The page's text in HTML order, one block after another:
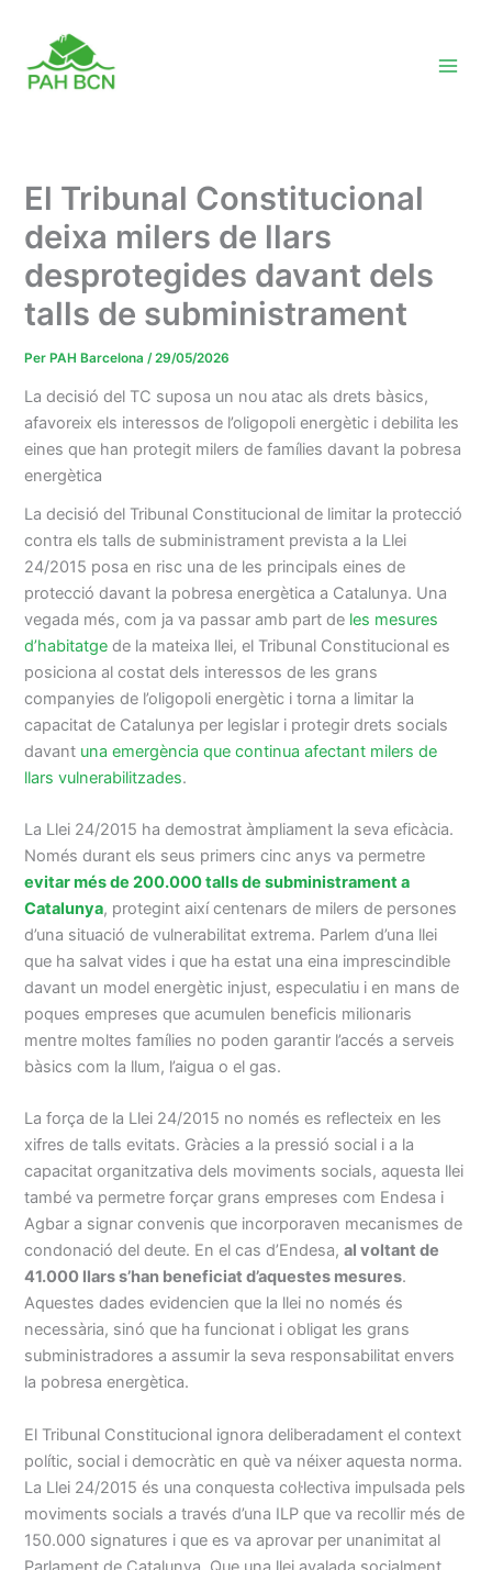
contingut
El Tribunal Constitucional
deixa milers de llars
desprotegides davant dels
talls de subministrament
Per PAH Barcelona/29/05/2026
La decisió del TC suposa un nou atac als drets bàsics,
afavoreix els interessos de l’oligopoli energètic i debilita les
eines que han protegit milers de famílies davant la pobresa
energètica
La decisió del Tribunal Constitucional de limitar la protecció
contra els talls de subministrament prevista a la Llei
24/2015 posa en risc una de les principals eines de
protecció davant la pobresa energètica a Catalunya. Una
vegada més, com ja va passar amb part de les mesures
d’habitatge de la mateixa llei, el Tribunal Constitucional es
posiciona al costat dels interessos de les grans
companyies de l’oligopoli energètic i torna a limitar la
capacitat de Catalunya per legislar i protegir drets socials
davant una emergència que continua afectant milers de
llars vulnerabilitzades.
La Llei 24/2015 ha demostrat àmpliament la seva eficàcia.
Només durant els seus primers cinc anys va permetre
evitar més de 200.000 talls de subministrament a
Catalunya, protegint així centenars de milers de persones
d’una situació de vulnerabilitat extrema. Parlem d’una llei
que ha salvat vides i que ha estat una eina imprescindible
davant un model energètic injust, especulatiu i en mans de
poques empreses que acumulen beneficis milionaris
mentre moltes famílies no poden garantir l’accés a serveis
bàsics com la llum, l’aigua o el gas.
La força de la Llei 24/2015 no només es reflecteix en les
xifres de talls evitats. Gràcies a la pressió social i a la
capacitat organitzativa dels moviments socials, aquesta llei
també va permetre forçar grans empreses com Endesa i
Agbar a signar convenis que incorporaven mecanismes de
condonació del deute. En el cas d’Endesa,al voltant de
41.000 llars s’han beneficiat d’aquestes mesures.
Aquestes dades evidencien que la llei no només és
necessària, sinó que ha funcionat i obligat les grans
subministradores a assumir la seva responsabilitat envers
la pobresa energètica.
El Tribunal Constitucional ignora deliberadament el context
polític, social i democràtic en què va néixer aquesta norma.
La Llei 24/2015 és una conquesta col·lectiva impulsada pels
moviments socials a través d’una ILP que va recollir més de
150.000 signatures i que es va aprovar per unanimitat al